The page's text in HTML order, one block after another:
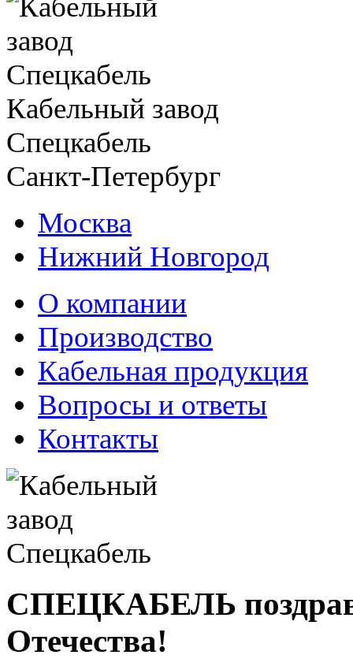
Кабельный завод
Спецкабель
Санкт-Петербург
Москва
Нижний Новгород
О компании
Производство
Кабельная продукция
Вопросы и ответы
Контакты
СПЕЦКАБЕЛЬ
Отечества!